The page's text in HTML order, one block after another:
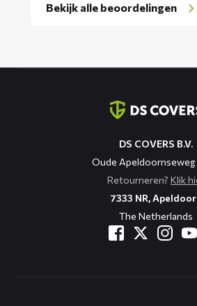
Bekijk alle beoordelingen
DS COVERS B.V.
Oude Apeldoornseweg
Retourneren? Klik
7333 NR,
The Netherlands